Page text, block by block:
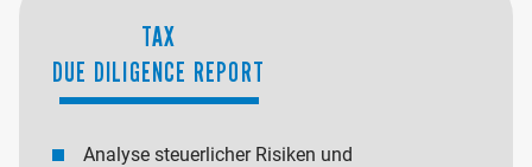
TAX
DUE DILIGENCE REPORT
Analyse steuerlicher Risiken und